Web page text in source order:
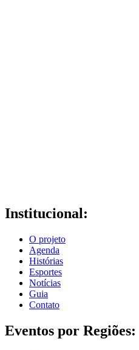
Institucional:
O projeto
Agenda
Histórias
Esportes
Notícias
Guia
Contato
Eventos por Regiões: